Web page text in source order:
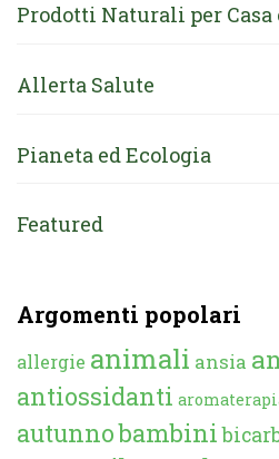
Prodotti Naturali per Casa
Allerta Salute
Pianeta ed Ecologia
Featured
Argomenti popolari
allergie animali ansia
antiossidanti
autunnobambini